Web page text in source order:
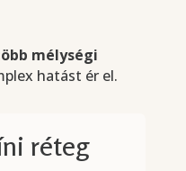
mélységi
hatást ér el.
réteg